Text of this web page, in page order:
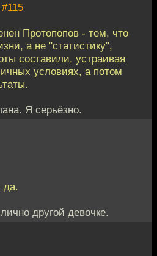
#115
Протопопов - тем, что
а не "статистику",
составили, устраивая
условиях, а потом
Я серьёзно.
да.
другой девочке.